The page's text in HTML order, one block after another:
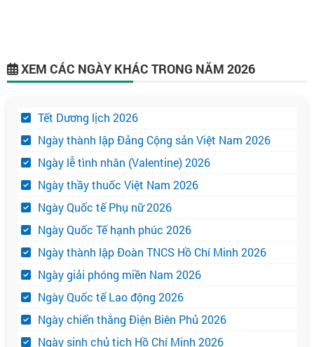
XEM CÁC NGÀY KHÁC TRONG NĂM 2026
Tết Dương lịch 2026
Ngày thành lập Đảng Cộng sản Việt Nam 2026
Ngày lễ tình nhân (Valentine) 2026
Ngày thầy thuốc Việt Nam 2026
Ngày Quốc tế Phụ nữ 2026
Ngày Quốc Tế hạnh phúc 2026
Ngày thành lập Đoàn TNCS Hồ Chí Minh 2026
Ngày giải phóng miền Nam 2026
Ngày Quốc tế Lao động 2026
Ngày chiến thắng Điện Biên Phủ 2026
Ngày sinh chủ tịch Hồ Chí Minh 2026